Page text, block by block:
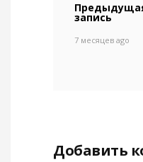
запись
7 месяцев ago
Добавить